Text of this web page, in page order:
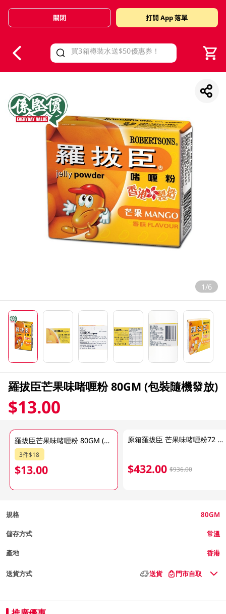
Valid Until 30 June 2026
關閉 打開 App 落單
1/6
羅拔臣芒果味啫喱粉 80GM (包裝隨機發放)
$13.00
羅拔臣芒果味啫喱粉 80GM (包裝隨機發放)
3件$18
$13.00
原箱羅拔臣 芒果味啫喱粉72 X 80 GM
$432.00 $936.00
規格 80GM
儲存方式 常溫
產地 香港
送貨方式 送貨 門市自取